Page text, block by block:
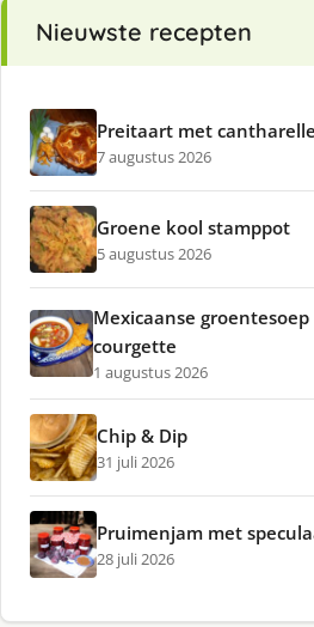
Nieuwste recepten
Preitaart met
7 augustus 2026
Groene kool stamppot
5 augustus 2026
Mexicaanse
courgette
1 augustus 2026
Chip & Dip
31 juli 2026
Pruimenjam met
28 juli 2026